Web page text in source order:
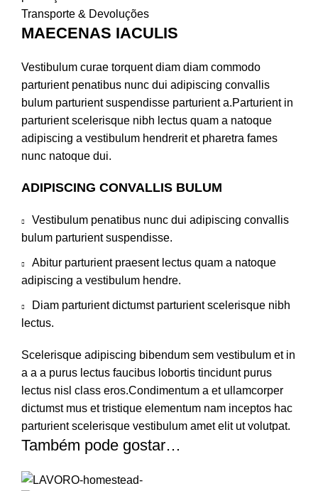
Transporte & Devoluções
MAECENAS IACULIS
Vestibulum curae torquent diam diam commodo
parturient penatibus nunc dui adipiscing convallis
bulum parturient suspendisse parturient a.Parturient in
parturient scelerisque nibh lectus quam a natoque
adipiscing a vestibulum hendrerit et pharetra fames
nunc natoque dui.
ADIPISCING CONVALLIS BULUM
Vestibulum penatibus nunc dui adipiscing convallis
bulum parturient suspendisse.
Abitur parturient praesent lectus quam a natoque
adipiscing a vestibulum hendre.
Diam parturient dictumst parturient scelerisque nibh
lectus.
Scelerisque adipiscing bibendum sem vestibulum et in
a a a purus lectus faucibus lobortis tincidunt purus
lectus nisl class eros.Condimentum a et ullamcorper
dictumst mus et tristique elementum nam inceptos hac
parturient scelerisque vestibulum amet elit ut volutpat.
Também pode gostar…